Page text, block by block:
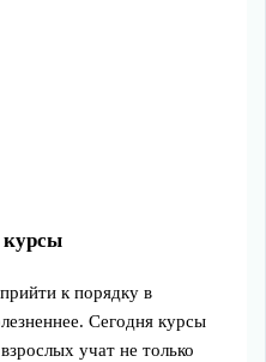
курсы
к порядку в
Сегодня курсы
учат не только